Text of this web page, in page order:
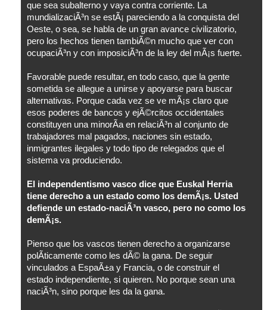
que sea subalterno y vaya contra corriente. La
mundializaciÃ³n se estÃ¡ pareciendo a la conquista del
Oeste, o sea, se habla de un gran avance civilizatorio,
pero los hechos tienen tambiÃ©n mucho que ver con
ocupaciÃ³n y con imposiciÃ³n de la ley del mÃ¡s fuerte.
Favorable puede resultar, en todo caso, que la gente
sometida se allegue a unirse y apoyarse para buscar
alternativas. Porque cada vez se ve mÃ¡s claro que
esos poderes de bancos y ejÃ©rcitos occidentales
constituyen una minorÃ­a en relaciÃ³n al conjunto de
trabajadores mal pagados, naciones sin estado,
inmigrantes ilegales y todo tipo de relegados que el
sistema va produciendo.
El independentismo vasco dice que Euskal Herria
tiene derecho a un estado como los demÃ¡s. Usted
defiende un estado-naciÃ³n vasco, pero no como los
demÃ¡s.
Pienso que los vascos tienen derecho a organizarse
polÃ­ticamente como les dÃ© la gana. De seguir
vinculados a EspaÃ±a y Francia, o de construir el
estado independiente, si quieren. No porque sean una
naciÃ³n, sino porque les da la gana.